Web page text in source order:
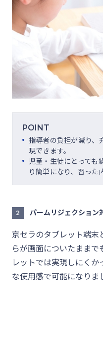
POINT
指導者の負担が減り、
現できます。
児童・生徒にとっても
り簡単になり、習った
2 パームリジェクション
京セラのタブレット端末
らが画面についたまま
レットでは実現しにく
な使用感で可能になりま